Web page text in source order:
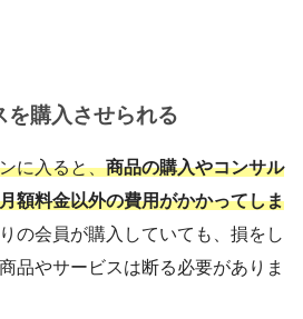
を購入させられる
に入ると、商品の購入やコンサル
額料金以外の費用がかかってしま
の会員が購入していても、損をし
品やサービスは断る必要がありま